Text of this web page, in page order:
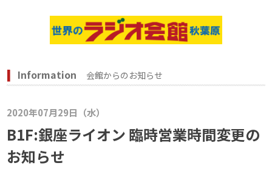
Information 会館からのお知らせ
2020年07月29日（水）
B1F:銀座ライオン 臨時営業時間変更の
お知らせ